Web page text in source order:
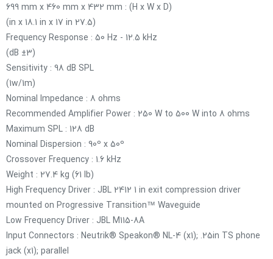
(H x W x D) : 699 mm x 460 mm x 432 mm
(27.5 in x 18.1 in x 17 in)
Frequency Response : 50 Hz - 12.5 kHz
(±3 dB)
Sensitivity : 98 dB SPL
(1w/1m)
Nominal Impedance : 8 ohms
Recommended Amplifier Power : 250 W to 500 W into 8 ohms
Maximum SPL : 128 dB
Nominal Dispersion : 90º x 50º
Crossover Frequency : 1.6 kHz
Weight : 27.4 kg (61 lb)
High Frequency Driver : JBL 2412 1 in exit compression driver
mounted on Progressive Transition™ Waveguide
Low Frequency Driver : JBL M115-8A
Input Connectors : Neutrik® Speakon® NL-4 (x1); .25in TS phone
jack (x1); parallel